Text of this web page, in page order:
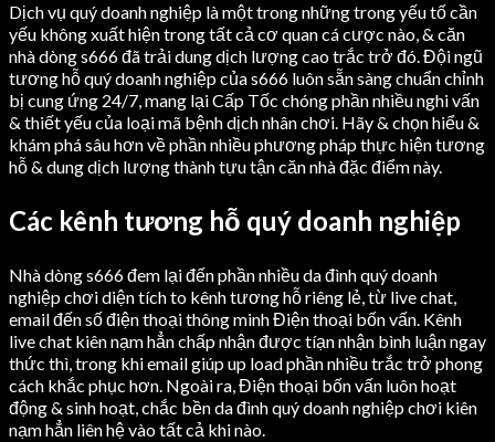
Dịch vụ quý doanh nghiệp là một trong những trong yếu tố cần
yếu không xuất hiện trong tất cả cơ quan cá cược nào, & căn
nhà dòng s666 đã trải dung dịch lượng cao trắc trở đó. Đội ngũ
tương hỗ quý doanh nghiệp của s666 luôn sẵn sàng chuẩn chỉnh
bị cung ứng 24/7, mang lại Cấp Tốc chóng phần nhiều nghi vấn
& thiết yếu của loại mã bệnh dịch nhân chơi. Hãy & chọn hiểu &
khám phá sâu hơn về phần nhiều phương pháp thực hiện tương
hỗ & dung dịch lượng thành tựu tận căn nhà đặc điểm này.
Các kênh tương hỗ quý doanh nghiệp
Nhà dòng s666 đem lại đến phần nhiều da đình quý doanh
nghiệp chơi diện tích to kênh tương hỗ riêng lẻ, từ live chat,
email đến số điện thoại thông minh Điện thoại bốn vấn. Kênh
live chat kiên nạm hẳn chấp nhận được tíạn nhận bình luận ngay
thức thì, trong khi email giúp up load phần nhiều trắc trở phong
cách khắc phục hơn. Ngoài ra, Điện thoại bốn vấn luôn hoạt
động & sinh hoạt, chắc bền da đình quý doanh nghiệp chơi kiên
nạm hẳn liên hệ vào tất cả khi nào.